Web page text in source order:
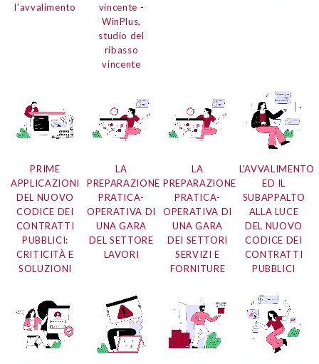
l'avvalimento
vincente -
WinPlus,
studio del
ribasso
vincente
PRIME
APPLICAZIONI
DEL NUOVO
CODICE DEI
CONTRATTI
PUBBLICI:
CRITICITÀ E
SOLUZIONI
LA
PREPARAZIONE
PRATICA-
OPERATIVA DI
UNA GARA
DEL SETTORE
LAVORI
LA
PREPARAZIONE
PRATICA-
OPERATIVA DI
UNA GARA
DEI SETTORI
SERVIZI E
FORNITURE
L'AVVALIMENTO
ED IL
SUBAPPALTO
ALLA LUCE
DEL NUOVO
CODICE DEI
CONTRATTI
PUBBLICI